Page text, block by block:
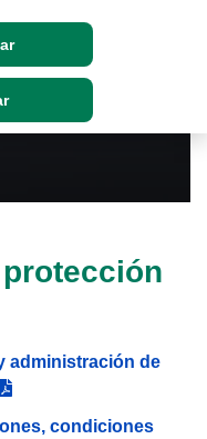
administración de
condiciones